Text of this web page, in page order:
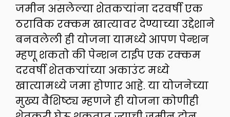
जमीन असलेल्या शेतकऱ्यांना दरवर्षी एक
ठराविक रक्कम खात्यावर देण्याच्या उद्देशाने
बनवलेली ही योजना यामध्ये आपण पेन्शन
म्हणू शकतो की पेन्शन टाईप एक रक्कम
दरवर्षी शेतकऱ्यांच्या अकाउंट मध्ये
खात्यामध्ये जमा होणार आहे. या योजनेच्या
मुख्य वैशिष्ट्य म्हणजे ही योजना कोणीही